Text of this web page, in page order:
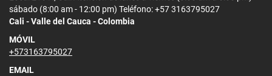
sábado (8:00 am - 12:00 pm) Teléfono: +57 3163795027
Cali - Valle del Cauca - Colombia
MÓVIL
+573163795027
EMAIL